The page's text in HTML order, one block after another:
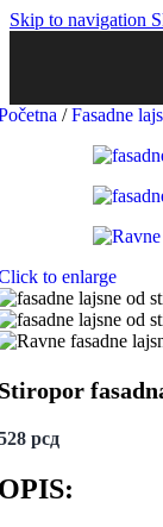
Skip to navigation
/ Fasadne
to enlarge
рсд